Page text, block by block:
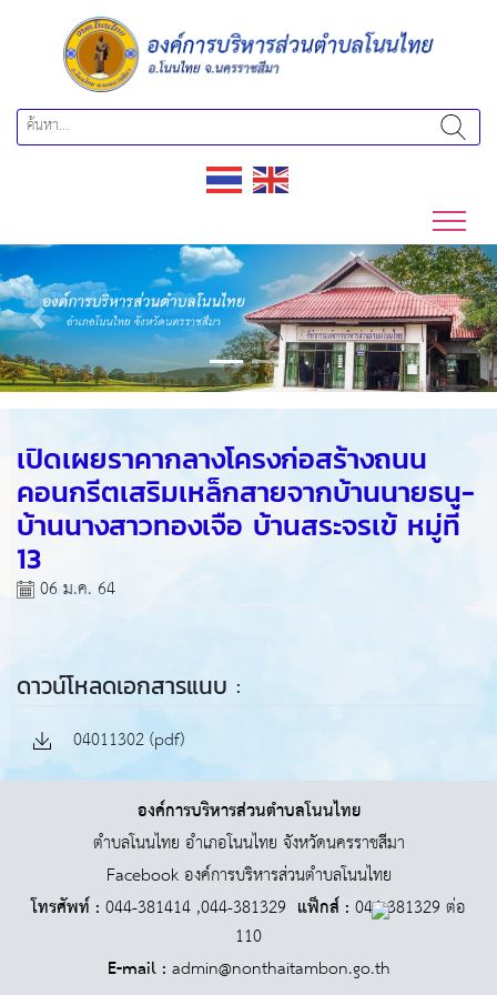
Previous Next
เปิดเผยราคากลางโครงก่อสร้างถนน
คอนกรีตเสริมเหล็กสายจากบ้านนายธนู-
บ้านนางสาวทองเจือ บ้านสระจรเข้ หมู่ที่
13
06 ม.ค. 64
ดาวน์โหลดเอกสารแนบ :
04011302 (pdf)
องค์การบริหารส่วนตำบลโนนไทย
ตำบลโนนไทย อำเภอโนนไทย จังหวัดนครราชสีมา
Facebook องค์การบริหารส่วนตำบลโนนไทย
โทรศัพท์ : 044-381414 ,044-381329 แฟ็กส์ : 044-381329 ต่อ
110
E-mail : admin@nonthaitambon.go.th